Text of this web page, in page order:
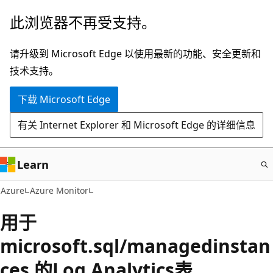
跳
主
要
内
此浏览器不再受支持。
请升级到 Microsoft Edge 以使用最新的功能、安全更新和
技术支持。
下载 Microsoft Edge
有关 Internet Explorer 和 Microsoft Edge 的详细信息
Learn
Azure Azure Monitor
用于
microsoft.sql/managedinstan